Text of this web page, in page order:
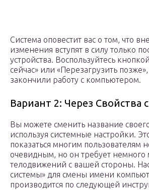
Система оповестит вас о том, что
изменения вступят в силу только
устройства. Воспользуйтесь
сейчас» или «Перезагрузить
закончили работу с компьютером.
Вариант 2: Через Свойства
Вы можете сменить название
используя системные настройки.
показаться многим пользователям
очевидным, но он требует
телодвижений с вашей стороны.
системы» для смены имени
производится по следующей